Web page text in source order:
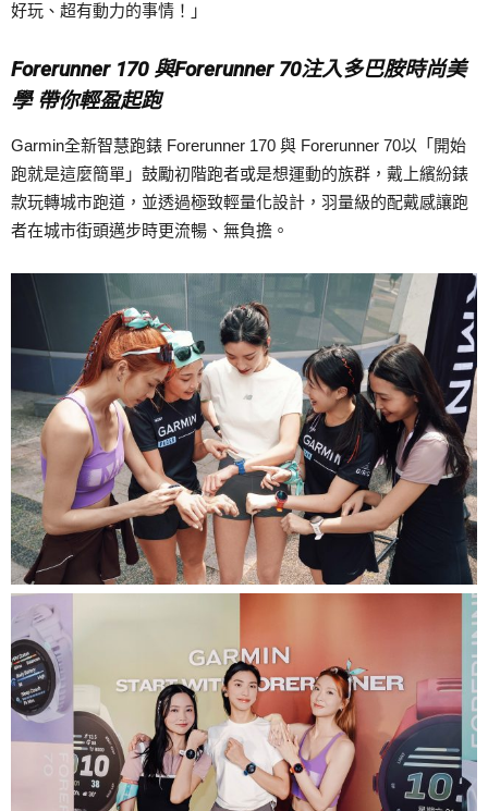
好玩、超有動力的事情！」
Forerunner 170 與Forerunner 70注入多巴胺時尚美
學 帶你輕盈起跑
Garmin全新智慧跑錶 Forerunner 170 與 Forerunner 70以「開始
跑就是這麼簡單」鼓勵初階跑者或是想運動的族群，戴上繽紛錶
款玩轉城市跑道，並透過極致輕量化設計，羽量級的配戴感讓跑
者在城市街頭邁步時更流暢、無負擔。